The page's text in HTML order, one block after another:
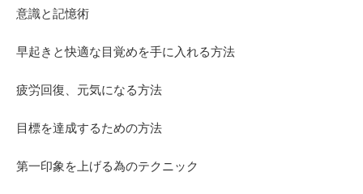
意識と記憶術
早起きと快適な目覚めを手に入れる方法
疲労回復、元気になる方法
目標を達成するための方法
第一印象を上げる為のテクニック